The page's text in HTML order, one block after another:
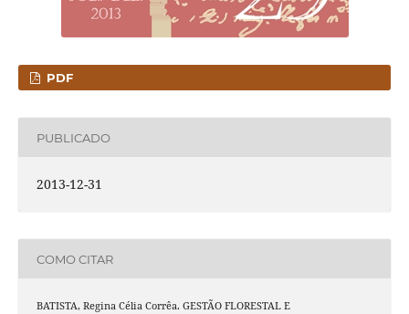
PDF
PUBLICADO
2013-12-31
COMO CITAR
BATISTA, Regina Célia Corrêa. GESTÃO FLORESTAL E